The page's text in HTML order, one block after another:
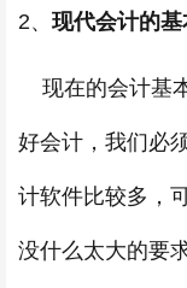
2、 现代会计的
现在的会计基
好会计，我们必
计软件比较多，
没什么太大的要